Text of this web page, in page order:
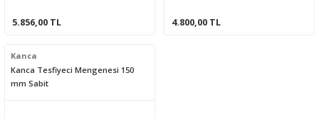
5.856,00 TL 4.800,00 TL
Kanca
Kanca Tesfiyeci Mengenesi 150
mm Sabit